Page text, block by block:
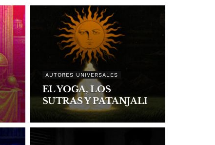
AUTORES UNIVERSALES
EL YOGA, LOS
SUTRAS Y PATANJALI